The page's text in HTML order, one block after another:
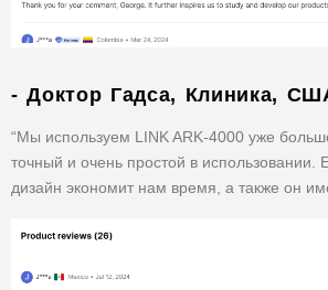
- Доктор Гадса, Клиника,
“Мы используем LINK ARK-4000 уже
точный и очень простой в использовании.
дизайн экономит нам время, а также он